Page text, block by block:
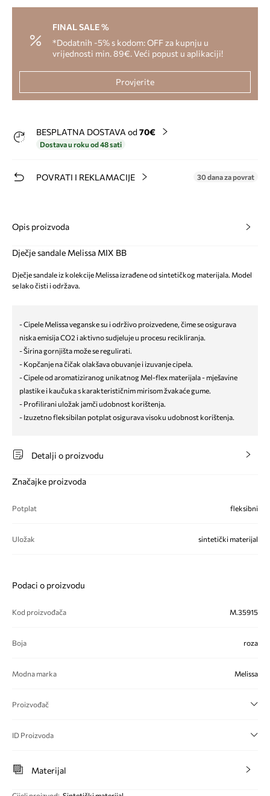
FINAL SALE %
*Dodatnih -5% s kodom: OFF za kupnju u
vrijednosti min. 89€. Veći popust u aplikaciji!
Provjerite
BESPLATNA DOSTAVA od 70€
Dostava u roku od 48 sati
POVRATI I REKLAMACIJE 30 dana za povrat
Opis proizvoda
Dječje sandale Melissa MIX BB
Dječje sandale iz kolekcije Melissa izrađene od sintetičkog materijala. Model
se lako čisti i održava.
- Cipele Melissa veganske su i održivo proizvedene, čime se osigurava
niska emisija CO2 i aktivno sudjeluje u procesu recikliranja.
- Širina gornjišta može se regulirati.
- Kopčanje na čičak olakšava obuvanje i izuvanje cipela.
- Cipele od aromatiziranog unikatnog Mel-flex materijala - mješavine
plastike i kaučuka s karakterističnim mirisom žvakaće gume.
- Profilirani uložak jamči udobnost korištenja.
- Izuzetno fleksibilan potplat osigurava visoku udobnost korištenja.
Detalji o proizvodu
Značajke proizvoda
Potplat fleksibni
Uložak sintetički materijal
Podaci o proizvodu
Kod proizvođača M.35915
Boja roza
Modna marka Melissa
Proizvođač
ID Proizvoda
Materijal